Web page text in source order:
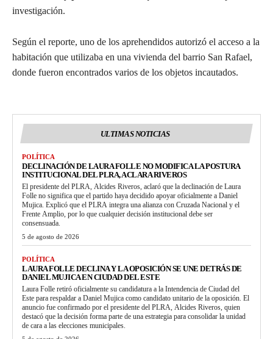
investigación.
Según el reporte, uno de los aprehendidos autorizó el acceso a la
habitación que utilizaba en una vivienda del barrio San Rafael,
donde fueron encontrados varios de los objetos incautados.
ULTIMAS NOTICIAS
POLÍTICA
DECLINACIÓN DE LAURA FOLLE NO MODIFICA LA POSTURA
INSTITUCIONAL DEL PLRA, ACLARA RIVEROS
El presidente del PLRA, Alcides Riveros, aclaró que la declinación de Laura
Folle no significa que el partido haya decidido apoyar oficialmente a Daniel
Mujica. Explicó que el PLRA integra una alianza con Cruzada Nacional y el
Frente Amplio, por lo que cualquier decisión institucional debe ser
consensuada.
5 de agosto de 2026
POLÍTICA
LAURA FOLLE DECLINA Y LA OPOSICIÓN SE UNE DETRÁS DE
DANIEL MUJICA EN CIUDAD DEL ESTE
Laura Folle retiró oficialmente su candidatura a la Intendencia de Ciudad del
Este para respaldar a Daniel Mujica como candidato unitario de la oposición. El
anuncio fue confirmado por el presidente del PLRA, Alcides Riveros, quien
destacó que la decisión forma parte de una estrategia para consolidar la unidad
de cara a las elecciones municipales.